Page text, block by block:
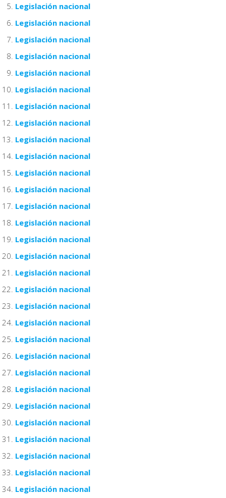
Legislación nacional
Legislación nacional
Legislación nacional
Legislación nacional
Legislación nacional
Legislación nacional
Legislación nacional
Legislación nacional
Legislación nacional
Legislación nacional
Legislación nacional
Legislación nacional
Legislación nacional
Legislación nacional
Legislación nacional
Legislación nacional
Legislación nacional
Legislación nacional
Legislación nacional
Legislación nacional
Legislación nacional
Legislación nacional
Legislación nacional
Legislación nacional
Legislación nacional
Legislación nacional
Legislación nacional
Legislación nacional
Legislación nacional
Legislación nacional